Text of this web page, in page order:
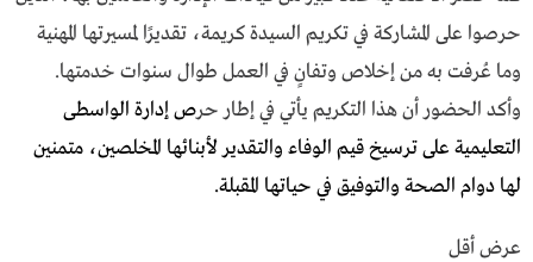
حرصوا على المشاركة في تكريم السيدة كريمة، تقديرًا لمسيرتها المهنية
وما عُرفت به من إخلاص وتفانٍ في العمل طوال سنوات خدمتها.
وأكد الحضور أن هذا التكريم يأتي في إطار حرص إدارة الواسطى
التعليمية على ترسيخ قيم الوفاء والتقدير لأبنائها المخلصين، متمنين
لها دوام الصحة والتوفيق في حياتها المقبلة.
عرض أقل